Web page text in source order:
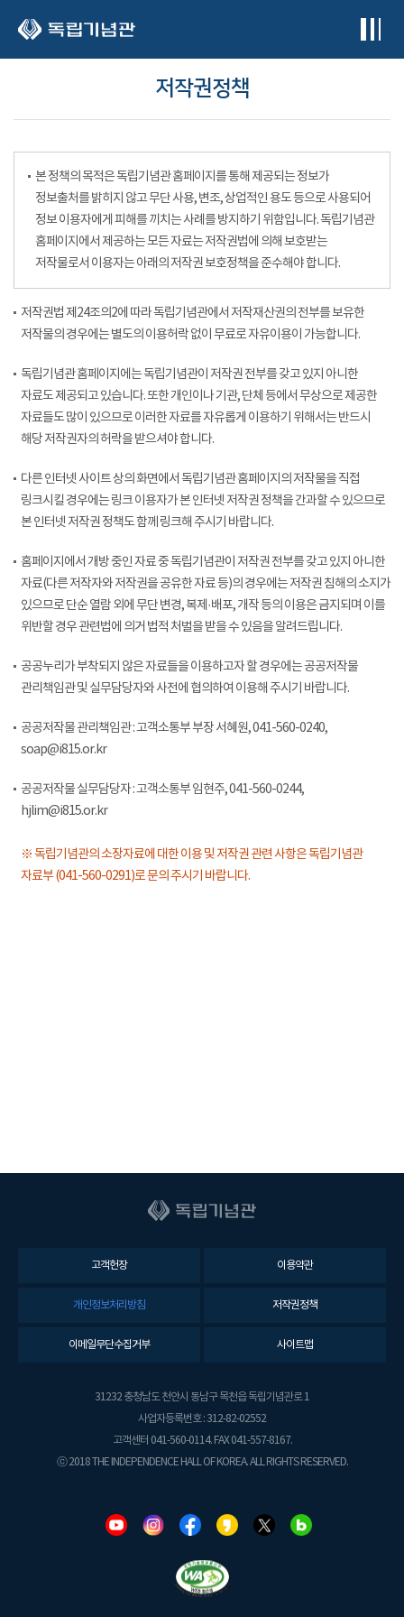
저작권정책
본 정책의 목적은 독립기념관 홈페이지를 통해 제공되는 정보가
정보출처를 밝히지 않고 무단 사용, 변조, 상업적인 용도 등으로 사용되어
정보 이용자에게 피해를 끼치는 사례를 방지하기 위함입니다. 독립기념관
홈페이지에서 제공하는 모든 자료는 저작권법에 의해 보호받는
저작물로서 이용자는 아래의 저작권 보호정책을 준수해야 합니다.
저작권법 제24조의2에 따라 독립기념관에서 저작재산권의 전부를 보유한
저작물의 경우에는 별도의 이용허락 없이 무료로 자유이용이 가능합니다.
독립기념관 홈페이지에는 독립기념관이 저작권 전부를 갖고 있지 아니한
자료도 제공되고 있습니다. 또한 개인이나 기관, 단체 등에서 무상으로 제공한
자료들도 많이 있으므로 이러한 자료를 자유롭게 이용하기 위해서는 반드시
해당 저작권자의 허락을 받으셔야 합니다.
다른 인터넷 사이트 상의 화면에서 독립기념관 홈페이지의 저작물을 직접
링크시킬 경우에는 링크 이용자가 본 인터넷 저작권 정책을 간과할 수 있으므로
본 인터넷 저작권 정책도 함께 링크해 주시기 바랍니다.
홈페이지에서 개방 중인 자료 중 독립기념관이 저작권 전부를 갖고 있지 아니한
자료(다른 저작자와 저작권을 공유한 자료 등)의 경우에는 저작권 침해의 소지가
있으므로 단순 열람 외에 무단 변경, 복제·배포, 개작 등의 이용은 금지되며 이를
위반할 경우 관련법에 의거 법적 처벌을 받을 수 있음을 알려드립니다.
공공누리가 부착되지 않은 자료들을 이용하고자 할 경우에는 공공저작물
관리책임관 및 실무담당자와 사전에 협의하여 이용해 주시기 바랍니다.
공공저작물 관리책임관 : 고객소통부 부장 서혜원, 041-560-0240,
soap@i815.or.kr
공공저작물 실무담당자 : 고객소통부 임현주, 041-560-0244,
hjlim@i815.or.kr
※ 독립기념관의 소장자료에 대한 이용 및 저작권 관련 사항은 독립기념관
자료부 (041-560-0291)로 문의 주시기 바랍니다.
고객헌장 이용약관
개인정보처리방침 저작권정책
이메일무단수집거부 사이트맵
31232 충청남도 천안시 동남구 목천읍 독립기념관로 1
사업자등록번호 : 312-82-02552
고객센터 041-560-0114. FAX 041-557-8167.
ⓒ 2018 THE INDEPENDENCE HALL OF KOREA. ALL RIGHTS RESERVED.